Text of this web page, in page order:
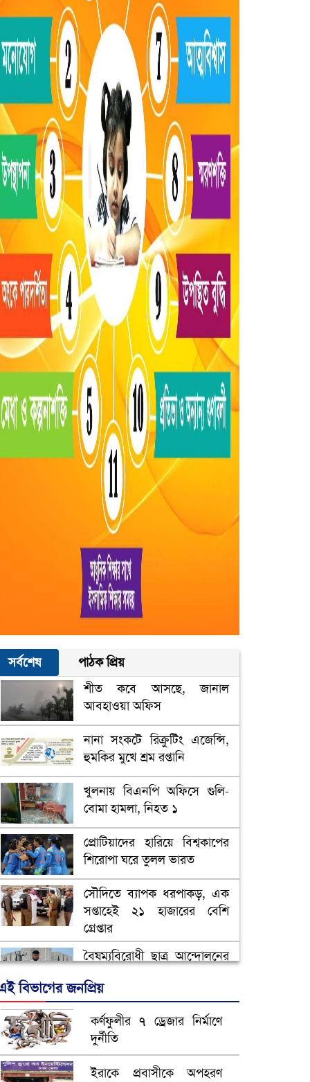
সর্বশেষ
পাঠক প্রিয়
শীত কবে আসছে, জানাল
আবহাওয়া অফিস
নানা সংকটে রিক্রুটিং এজেন্সি,
হুমকির মুখে শ্রম রপ্তানি
খুলনায় বিএনপি অফিসে গুলি-
বোমা হামলা, নিহত ১
প্রোটিয়াদের হারিয়ে বিশ্বকাপের
শিরোপা ঘরে তুলল ভারত
সৌদিতে ব্যাপক ধরপাকড়, এক
সপ্তাহেই ২১ হাজারের বেশি
গ্রেপ্তার
বৈষম্যবিরোধী ছাত্র আন্দোলনের
ভিউ বাড়াতে রাম দা হাতে
ফেসবুকে ভিডিও পোস্ট শিক্ষকের
আ.লীগ ও জাপার ৯ নেতা
কারাগারে
বিভাগের জনপ্রিয়
কর্ণফুলীর ৭ ড্রেজার নির্মাণে
দুর্নীতি
ইরাকে প্রবাসীকে অপহরণ